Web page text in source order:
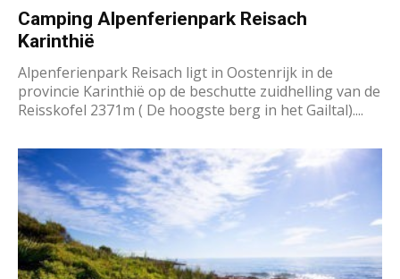
Camping Alpenferienpark Reisach
Karinthië
Alpenferienpark Reisach ligt in Oostenrijk in de
provincie Karinthië op de beschutte zuidhelling van de
Reisskofel 2371m ( De hoogste berg in het Gailtal)....